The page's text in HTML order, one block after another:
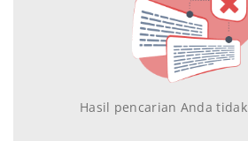
Hasil pencarian Anda